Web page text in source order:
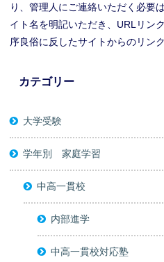
り、管理人にご連絡いただく必要
イト名を明記いただき、URLリン
序良俗に反したサイトからのリン
カテゴリー
大学受験
学年別 家庭学習
中高一貫校
内部進学
中高一貫校対応塾